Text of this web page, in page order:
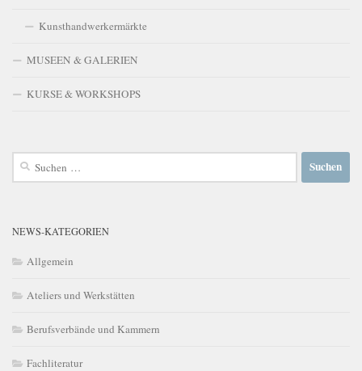
Kunsthandwerkermärkte
MUSEEN & GALERIEN
KURSE & WORKSHOPS
Suchen
NEWS-KATEGORIEN
Allgemein
Ateliers und Werkstätten
Berufsverbände und Kammern
Fachliteratur